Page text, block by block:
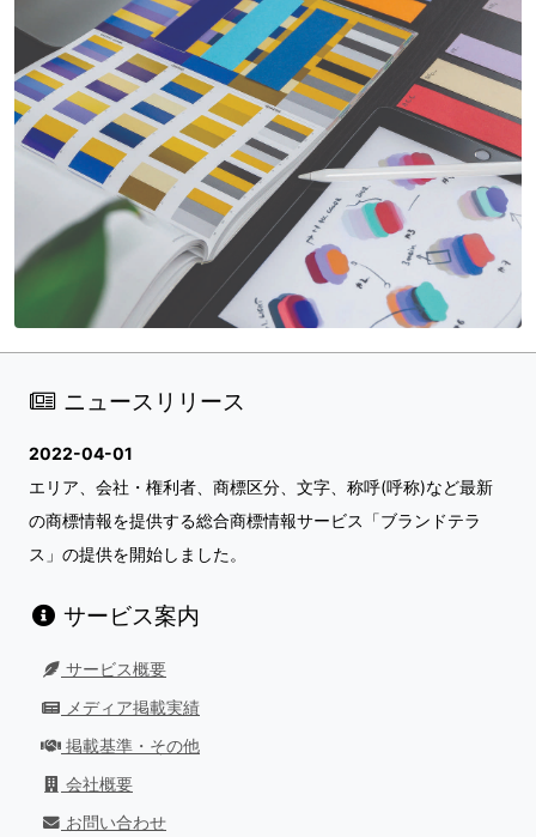
ニュースリリース
2022-04-01
エリア、会社・権利者、商標区分、文字、称呼(呼称)など最新
の商標情報を提供する総合商標情報サービス「ブランドテラ
ス」の提供を開始しました。
サービス案内
サービス概要
メディア掲載実績
掲載基準・その他
会社概要
お問い合わせ